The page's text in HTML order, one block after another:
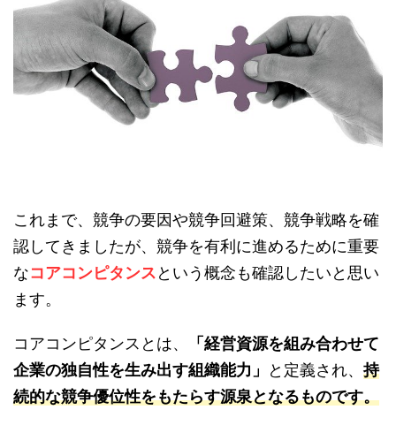
これまで、競争の要因や競争回避策、競争戦略を確
認してきましたが、競争を有利に進めるために重要
なコアコンピタンスという概念も確認したいと思い
ます。
コアコンピタンスとは、
「経営資源を組み合わせて
企業の独自性を生み出す組織能力」
と定義され、 持
続的な競争優位性をもたらす源泉となるものです。